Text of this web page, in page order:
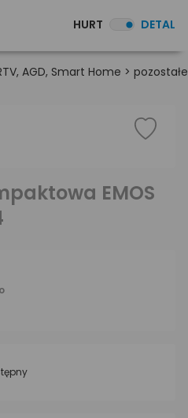
HURT DETAL
AGD, Smart Home > pozostałe
EMOS